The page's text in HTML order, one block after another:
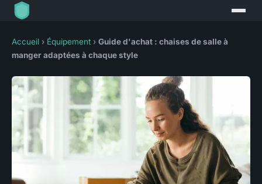
Accueil › Équipement › Guide d'achat : chaises de salle à
manger adaptées à chaque style